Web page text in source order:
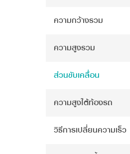
ความกว้างรวม
ความสูงรวม
ส่วนขับเคลื่อน
ความสูงใต้ท้องรถ
วิธีการเปลี่ยนความเร็ว